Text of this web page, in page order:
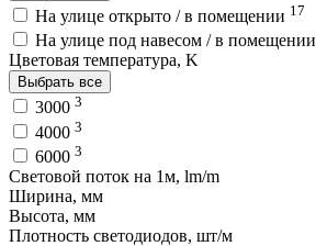
На улице открыто / в помещении 17
На улице под навесом / в помещении
Цветовая температура, K
Выбрать все
3000 3
4000 3
6000 3
Световой поток на 1м, lm/m
Ширина, мм
Высота, мм
Плотность светодиодов, шт/м